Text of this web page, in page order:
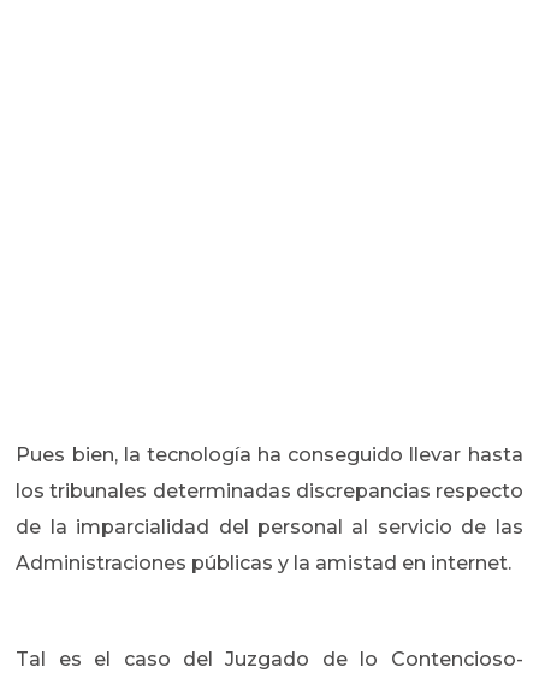
Pues bien, la tecnología ha conseguido llevar hasta
los tribunales determinadas discrepancias respecto
de la imparcialidad del personal al servicio de las
Administraciones públicas y la amistad en internet.
Tal es el caso del Juzgado de lo Contencioso-